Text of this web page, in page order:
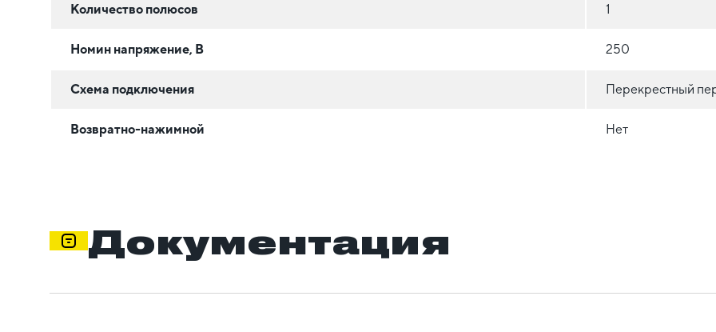
Количество полюсов 1
Номин напряжение, В 250
Схема подключения Перекрестный
Возвратно-нажимной Нет
Документация